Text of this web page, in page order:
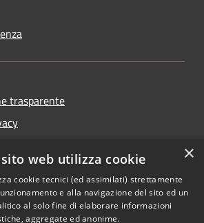
trasparente
accessibilità
×
web utilizza cookie
cookie tecnici (ed assimilati) strettamente
e alla navigazione del sito ed un
al solo fine di elaborare informazioni
aggregate ed anonime.